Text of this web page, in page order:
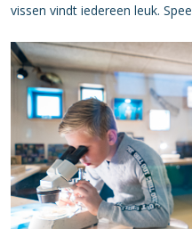
vissen vindt iedereen leuk.